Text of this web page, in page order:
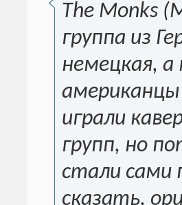
The Monks
группа из
немецкая,
американцы
играли
групп, но
стали сами
сказать,